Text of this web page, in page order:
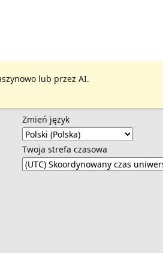
lub przez AI.
Zmień język
Twoja strefa czasowa